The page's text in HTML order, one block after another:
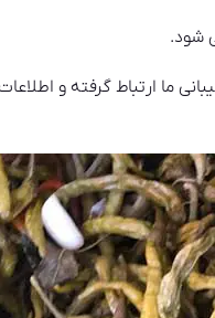
ما ارتباط گرفته و اطلاعات